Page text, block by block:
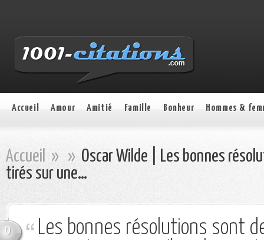
Accueil Amour Amitié Famille Bonheur Hommes &
Accueil » » Oscar Wilde | Les bonnes
tirés sur une…
0
Les bonnes résolutions sont